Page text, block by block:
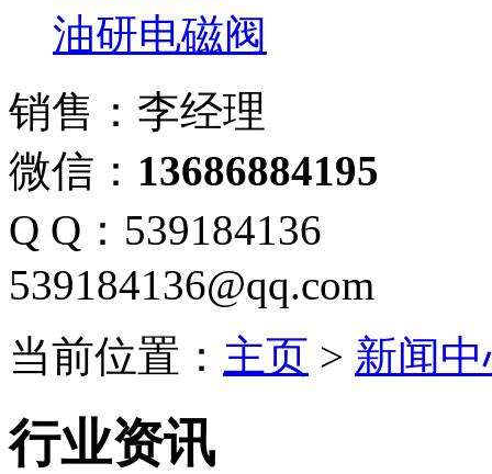
油研电磁阀
销售：李经理
微信： 13686884195
Q Q：539184136
539184136@qq.com
当前位置： 主页 > 新闻
行业资讯